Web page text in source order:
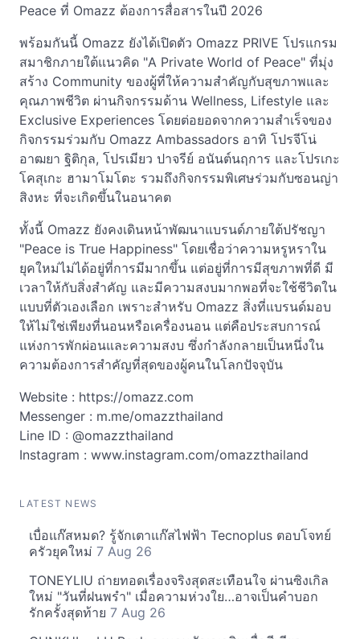
Peace ที่ Omazz ต้องการสื่อสารในปี 2026
พร้อมกันนี้ Omazz ยังได้เปิดตัว Omazz PRIVE โปรแกรม
สมาชิกภายใต้แนวคิด "A Private World of Peace" ที่มุ่ง
สร้าง Community ของผู้ที่ให้ความสำคัญกับสุขภาพและ
คุณภาพชีวิต ผ่านกิจกรรมด้าน Wellness, Lifestyle และ
Exclusive Experiences โดยต่อยอดจากความสำเร็จของ
กิจกรรมร่วมกับ Omazz Ambassadors อาทิ โปรจีโน่
อาฒยา ฐิติกุล, โปรเมียว ปาจรีย์ อนันต์นฤการ และโปรเกะ
โคสุเกะ ฮามาโมโตะ รวมถึงกิจกรรมพิเศษร่วมกับซอนญ่า
สิงหะ ที่จะเกิดขึ้นในอนาคต
ทั้งนี้ Omazz ยังคงเดินหน้าพัฒนาแบรนด์ภายใต้ปรัชญา
"Peace is True Happiness" โดยเชื่อว่าความหรูหราใน
ยุคใหม่ไม่ได้อยู่ที่การมีมากขึ้น แต่อยู่ที่การมีสุขภาพที่ดี มี
เวลาให้กับสิ่งสำคัญ และมีความสงบมากพอที่จะใช้ชีวิตใน
แบบที่ตัวเองเลือก เพราะสำหรับ Omazz สิ่งที่แบรนด์มอบ
ให้ไม่ใช่เพียงที่นอนหรือเครื่องนอน แต่คือประสบการณ์
แห่งการพักผ่อนและความสงบ ซึ่งกำลังกลายเป็นหนึ่งใน
ความต้องการสำคัญที่สุดของผู้คนในโลกปัจจุบัน
Website : https://omazz.com
Messenger : m.me/omazzthailand
Line ID : @omazzthailand
Instagram : www.instagram.com/omazzthailand
LATEST NEWS
เบื่อแก๊สหมด? รู้จักเตาแก๊สไฟฟ้า Tecnoplus ตอบโจทย์
ครัวยุคใหม่ 7 Aug 26
TONEYLIU ถ่ายทอดเรื่องจริงสุดสะเทือนใจ ผ่านซิงเกิล
ใหม่ "วันที่ฝนพรำ" เมื่อความห่วงใย…อาจเป็นคำบอก
รักครั้งสุดท้าย 7 Aug 26